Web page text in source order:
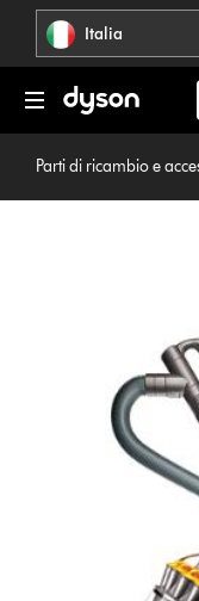
navigazione Italia
Parti di ricambio e